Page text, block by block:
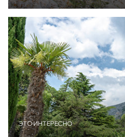
ЭТО ИНТЕРЕСНО